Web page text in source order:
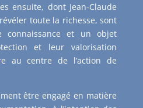
ensuite, dont Jean-Claude
toute la richesse, sont
et un objet
et leur valorisation
au centre de l’action de
être engagé en matière